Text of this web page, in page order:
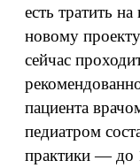
есть тратить
новому
сейчас
пациента
педиатром
практики — до